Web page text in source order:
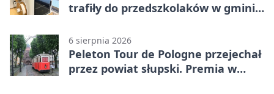
trafiły do przedszkolaków w gminie
6 sierpnia 2026
Peleton Tour de Pologne przejechał
przez powiat słupski. Premia w